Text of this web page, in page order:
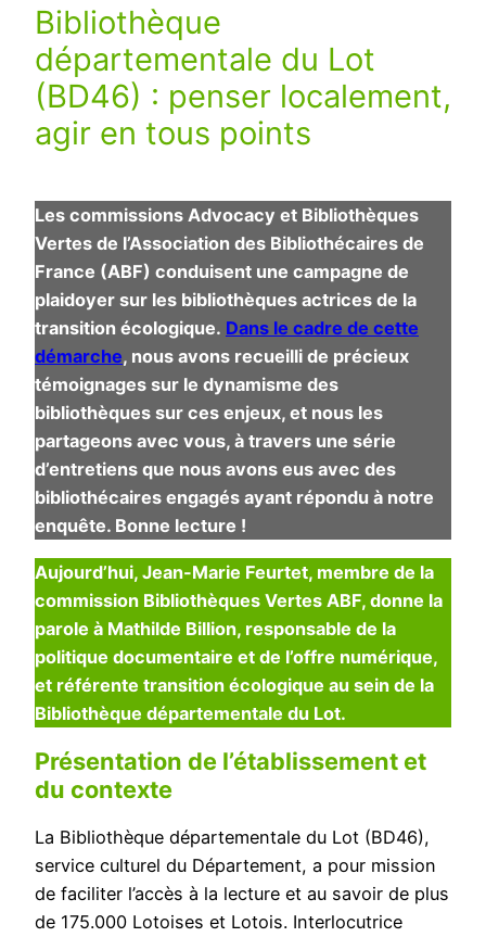
Bibliothèque
départementale du Lot
(BD46) : penser localement,
agir en tous points
Les commissions Advocacy et Bibliothèques
Vertes de l’Association des Bibliothécaires de
France (ABF) conduisent une campagne de
plaidoyer sur les bibliothèques actrices de la
transition écologique. Dans le cadre de cette
démarche, nous avons recueilli de précieux
témoignages sur le dynamisme des
bibliothèques sur ces enjeux, et nous les
partageons avec vous, à travers une série
d’entretiens que nous avons eus avec des
bibliothécaires engagés ayant répondu à notre
enquête. Bonne lecture !
Aujourd’hui, Jean-Marie Feurtet, membre de la
commission Bibliothèques Vertes ABF, donne la
parole à Mathilde Billion, responsable de la
politique documentaire et de l’offre numérique,
et référente transition écologique au sein de la
Bibliothèque départementale du Lot.
Présentation de l’établissement et
du contexte
La Bibliothèque départementale du Lot (BD46),
service culturel du Département, a pour mission
de faciliter l’accès à la lecture et au savoir de plus
de 175.000 Lotoises et Lotois. Interlocutrice